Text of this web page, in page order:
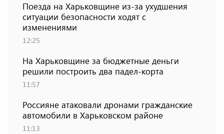
Поезда на Харьковщине из-за ухудшения
ситуации безопасности ходят с
изменениями
12:25
На Харьковщине за бюджетные деньги
решили построить два падел-корта
11:57
Россияне атаковали дронами гражданские
автомобили в Харьковском районе
11:13